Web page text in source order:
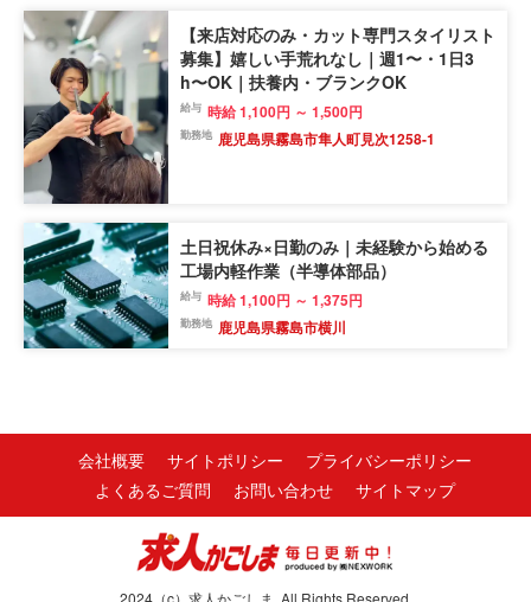
【来店対応のみ・カット専門スタイリスト
募集】嬉しい手荒れなし｜週1〜・1日3
h〜OK｜扶養内・ブランクOK
給与 時給 1,100円 ～ 1,500円
勤務地 鹿児島県霧島市隼人町見次1258-1
土日祝休み×日勤のみ｜未経験から始める
工場内軽作業（半導体部品）
給与 時給 1,100円 ～ 1,375円
勤務地 鹿児島県霧島市横川
会社概要 サイトポリシー
プライバシーポリシー
よくあるご質問
お問い合わせ サイトマップ
2024（c）求人かごしま. All Rights Reserved.